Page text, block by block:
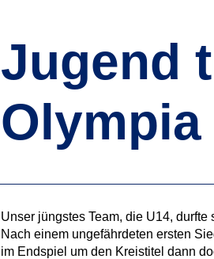
Jugend
Unser jüngstes Team, die U14,
Nach einem ungefährdeten ersten
im Endspiel um den Kreistitel dann